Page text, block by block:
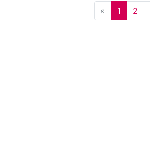
« Previous
1 2